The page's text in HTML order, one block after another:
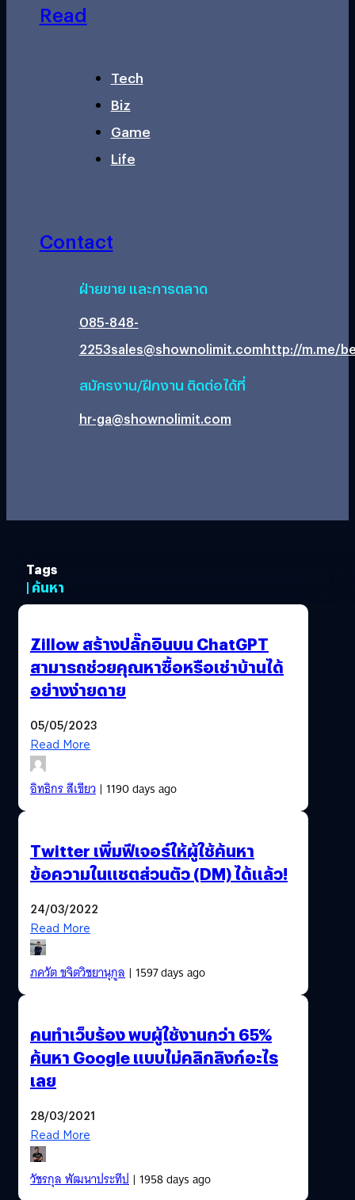
Read
Tech
Biz
Game
Life
Contact
ฝ่ายขาย และการตลาด
085-848-
2253sales@shownolimit.comhttp://m.me/
สมัครงาน/ฝึกงาน ติดต่อได้ที่
hr-ga@shownolimit.com
Tags
| ค้นหา
Zillow สร้างปลั๊กอินบน ChatGPT
สามารถช่วยคุณหาซื้อหรือเช่าบ้านได้
อย่างง่ายดาย
05/05/2023
Read More
อิทธิกร สีเขียว| 1190 days ago
Twitter เพิ่มฟีเจอร์ให้ผู้ใช้ค้นหา
ข้อความในแชตส่วนตัว (DM) ได้แล้ว!
24/03/2022
Read More
ภควัต ขจิตวิชยานุกูล| 1597 days ago
คนทำเว็บร้อง พบผู้ใช้งานกว่า 65%
ค้นหา Google แบบไม่คลิกลิงก์อะไร
เลย
28/03/2021
Read More
วัชรกุล พัฒนาประทีป| 1958 days ago